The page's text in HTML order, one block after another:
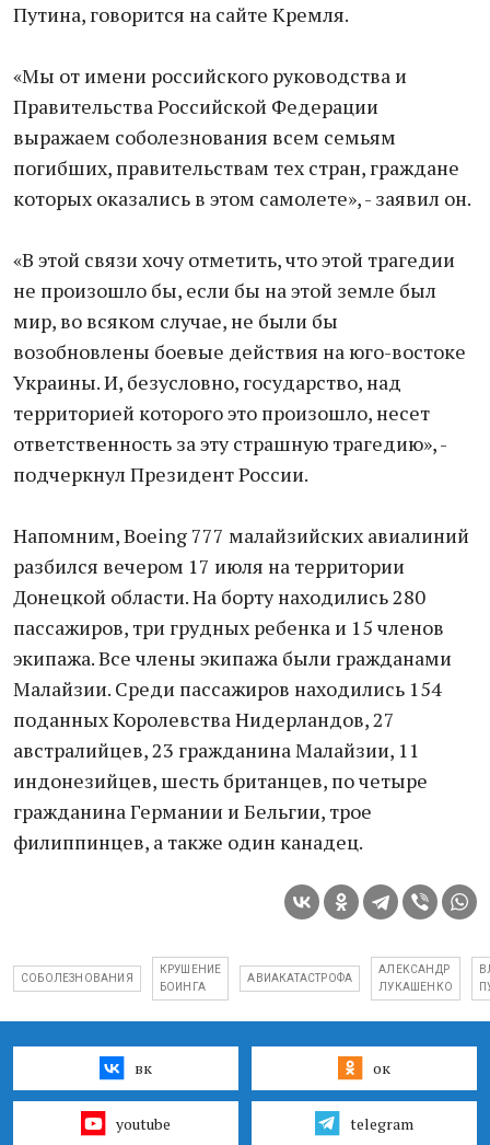
Путина, говорится на сайте Кремля.
«Мы от имени российского руководства и
Правительства Российской Федерации
выражаем соболезнования всем семьям
погибших, правительствам тех стран, граждане
которых оказались в этом самолете», - заявил он.
«В этой связи хочу отметить, что этой трагедии
не произошло бы, если бы на этой земле был
мир, во всяком случае, не были бы
возобновлены боевые действия на юго-востоке
Украины. И, безусловно, государство, над
территорией которого это произошло, несет
ответственность за эту страшную трагедию», -
подчеркнул Президент России.
Напомним, Boeing 777 малайзийских авиалиний
разбился вечером 17 июля на территории
Донецкой области. На борту находились 280
пассажиров, три грудных ребенка и 15 членов
экипажа. Все члены экипажа были гражданами
Малайзии. Среди пассажиров находились 154
поданных Королевства Нидерландов, 27
австралийцев, 23 гражданина Малайзии, 11
индонезийцев, шесть британцев, по четыре
гражданина Германии и Бельгии, трое
филиппинцев, а также один канадец.
СОБОЛЕЗНОВАНИЯ
КРУШЕНИЕ
БОИНГА
АВИАКАТАСТРОФА
АЛЕКСАНДР
ЛУКАШЕНКО
вк ок
youtube telegram